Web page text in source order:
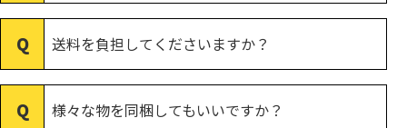
送料を負担してくださいますか？
様々な物を同梱してもいいですか？